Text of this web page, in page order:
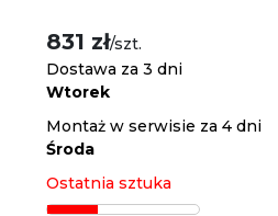
831 zł/szt.
Dostawa za 3 dni
Wtorek
Montaż w serwisie za 4 dni
Środa
Ostatnia sztuka